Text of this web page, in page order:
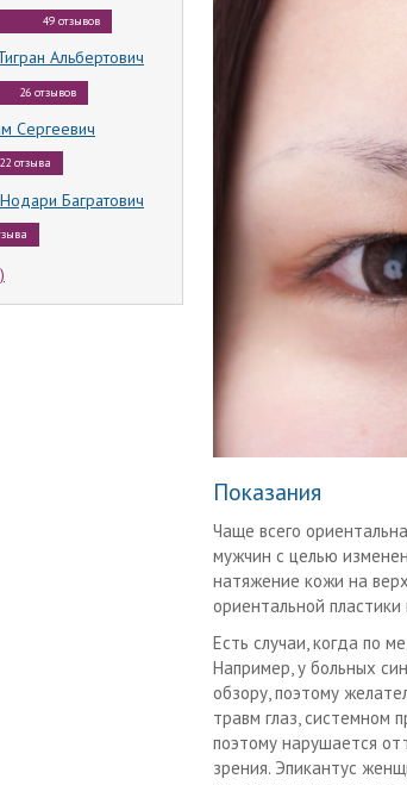
49 отзывов
Альбертович
26 отзывов
Сергеевич
22 отзыва
Багратович
Показания
Чаще всего
мужчин с целью
натяжение кожи на
ориентальной пластики
Есть случаи, когда по
Например, у больных
обзору, поэтому
травм глаз, системном
поэтому нарушается
зрения. Эпикантус